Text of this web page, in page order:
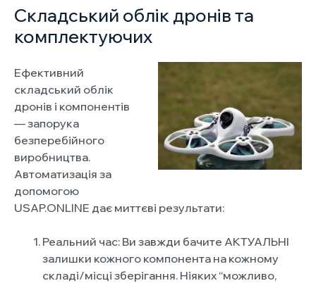
Складський облік дронів та
комплектуючих
Ефективний
складський облік
дронів і компонентів
— запорука
безперебійного
виробництва.
Автоматизація за
допомогою
USAP.ONLINE дає миттєві результати:
Реальний час: Ви завжди бачите АКТУАЛЬНІ
залишки кожного компонента на кожному
складі/місці зберігання. Ніяких “можливо,